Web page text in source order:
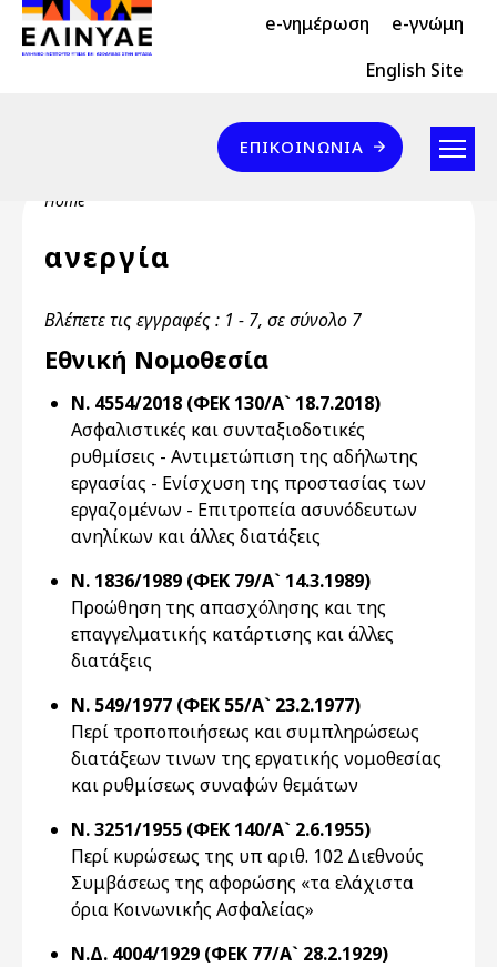
Skip to main content
Header Top 2 e-νημέρωση e-γνώμη
Header Top English Site
Επικοινωνία
ΕΠΙΚΟΙΝΩΝΊΑ
Breadcrumb
Home
ανεργία
Βλέπετε τις εγγραφές : 1 - 7, σε σύνολο 7
Εθνική Νομοθεσία
Ν. 4554/2018 (ΦΕΚ 130/Α` 18.7.2018)
Ασφαλιστικές και συνταξιοδοτικές
ρυθμίσεις - Αντιμετώπιση της αδήλωτης
εργασίας - Ενίσχυση της προστασίας των
εργαζομένων - Επιτροπεία ασυνόδευτων
ανηλίκων και άλλες διατάξεις
Ν. 1836/1989 (ΦΕΚ 79/Α` 14.3.1989)
Προώθηση της απασχόλησης και της
επαγγελματικής κατάρτισης και άλλες
διατάξεις
Ν. 549/1977 (ΦΕΚ 55/Α` 23.2.1977)
Περί τροποποιήσεως και συμπληρώσεως
διατάξεων τινων της εργατικής νομοθεσίας
και ρυθμίσεως συναφών θεμάτων
Ν. 3251/1955 (ΦΕΚ 140/Α` 2.6.1955)
Περί κυρώσεως της υπ αριθ. 102 Διεθνούς
Συμβάσεως της αφορώσης «τα ελάχιστα
όρια Κοινωνικής Ασφαλείας»
Ν.Δ. 4004/1929 (ΦΕΚ 77/Α` 28.2.1929)